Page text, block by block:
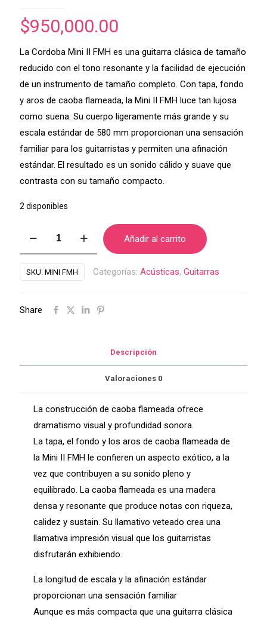
$950,000.00
La Cordoba Mini II FMH es una guitarra clásica de tamaño
reducido con el tono resonante y la facilidad de ejecución
de un instrumento de tamaño completo. Con tapa, fondo
y aros de caoba flameada, la Mini II FMH luce tan lujosa
como suena. Su cuerpo ligeramente más grande y su
escala estándar de 580 mm proporcionan una sensación
familiar para los guitarristas y permiten una afinación
estándar. El resultado es un sonido cálido y suave que
contrasta con su tamaño compacto.
2 disponibles
ll
FMH
Mahogany
Añadir al carrito
SKU: MINI FMH Categorías: Acústicas, Guitarras
Share
Descripción
Valoraciones 0
La construcción de caoba flameada ofrece
dramatismo visual y profundidad sonora.
La tapa, el fondo y los aros de caoba flameada de
la Mini II FMH le confieren un aspecto exótico, a la
vez que contribuyen a su sonido pleno y
equilibrado. La caoba flameada es una madera
densa y resonante que produce notas con riqueza,
calidez y sustain. Su llamativo veteado crea una
llamativa impresión visual que los guitarristas
disfrutarán exhibiendo.
La longitud de escala y la afinación estándar
proporcionan una sensación familiar
Aunque es más compacta que una guitarra clásica